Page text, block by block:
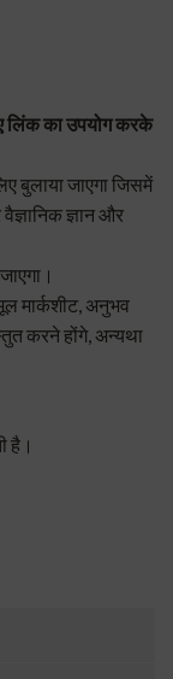
लिंक का उपयोग करके
बुलाया जाएगा जिसमें
ज्ञान और
मार्कशीट, अनुभव
करने होंगे, अन्यथा
है।